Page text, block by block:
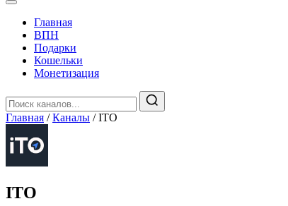
Главная
️ВПН
Подарки
Кошельки
Монетизация
Главная / Каналы / ITO
ITO